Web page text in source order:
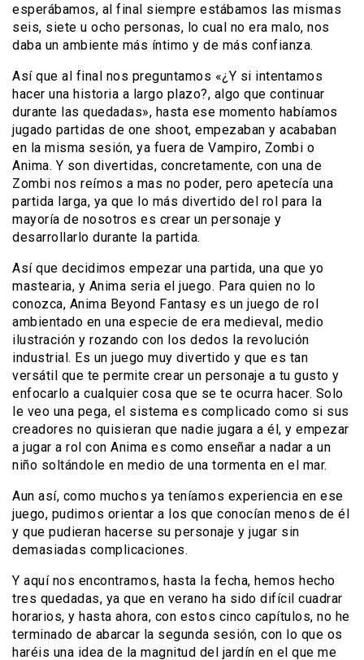
esperábamos, al final siempre estábamos las mismas
seis, siete u ocho personas, lo cual no era malo, nos
daba un ambiente más íntimo y de más confianza.
Así que al final nos preguntamos «¿Y si intentamos
hacer una historia a largo plazo?, algo que continuar
durante las quedadas», hasta ese momento habíamos
jugado partidas de one shoot, empezaban y acababan
en la misma sesión, ya fuera de Vampiro, Zombi o
Anima. Y son divertidas, concretamente, con una de
Zombi nos reímos a mas no poder, pero apetecía una
partida larga, ya que lo más divertido del rol para la
mayoría de nosotros es crear un personaje y
desarrollarlo durante la partida.
Así que decidimos empezar una partida, una que yo
mastearia, y Anima seria el juego. Para quien no lo
conozca, Anima Beyond Fantasy es un juego de rol
ambientado en una especie de era medieval, medio
ilustración y rozando con los dedos la revolución
industrial. Es un juego muy divertido y que es tan
versátil que te permite crear un personaje a tu gusto y
enfocarlo a cualquier cosa que se te ocurra hacer. Solo
le veo una pega, el sistema es complicado como si sus
creadores no quisieran que nadie jugara a él, y empezar
a jugar a rol con Anima es como enseñar a nadar a un
niño soltándole en medio de una tormenta en el mar.
Aun así, como muchos ya teníamos experiencia en ese
juego, pudimos orientar a los que conocían menos de él
y que pudieran hacerse su personaje y jugar sin
demasiadas complicaciones.
Y aquí nos encontramos, hasta la fecha, hemos hecho
tres quedadas, ya que en verano ha sido difícil cuadrar
horarios, y hasta ahora, con estos cinco capítulos, no he
terminado de abarcar la segunda sesión, con lo que os
haréis una idea de la magnitud del jardín en el que me